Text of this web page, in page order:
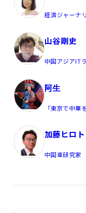
経済ジャーナ
山谷剛史
中国アジアIT
阿生
「東京で中華
加藤ヒロト
中国車研究家